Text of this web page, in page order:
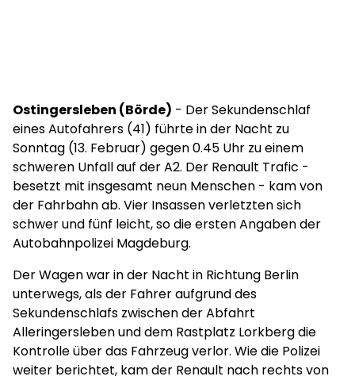
Ostingersleben (Börde) - Der Sekundenschlaf
eines Autofahrers (41) führte in der Nacht zu
Sonntag (13. Februar) gegen 0.45 Uhr zu einem
schweren Unfall auf der A2. Der Renault Trafic -
besetzt mit insgesamt neun Menschen - kam von
der Fahrbahn ab. Vier Insassen verletzten sich
schwer und fünf leicht, so die ersten Angaben der
Autobahnpolizei Magdeburg.
Der Wagen war in der Nacht in Richtung Berlin
unterwegs, als der Fahrer aufgrund des
Sekundenschlafs zwischen der Abfahrt
Alleringersleben und dem Rastplatz Lorkberg die
Kontrolle über das Fahrzeug verlor. Wie die Polizei
weiter berichtet, kam der Renault nach rechts von